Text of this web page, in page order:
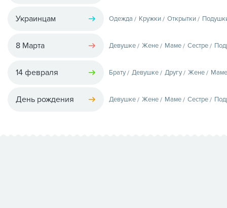
Украинцам Одежда Кружки Открытки
8 Марта Девушке Жене Маме Сестре
14 февраля Брату Девушке Другу Жене Маме
День рождения Девушке Жене Маме Сестре